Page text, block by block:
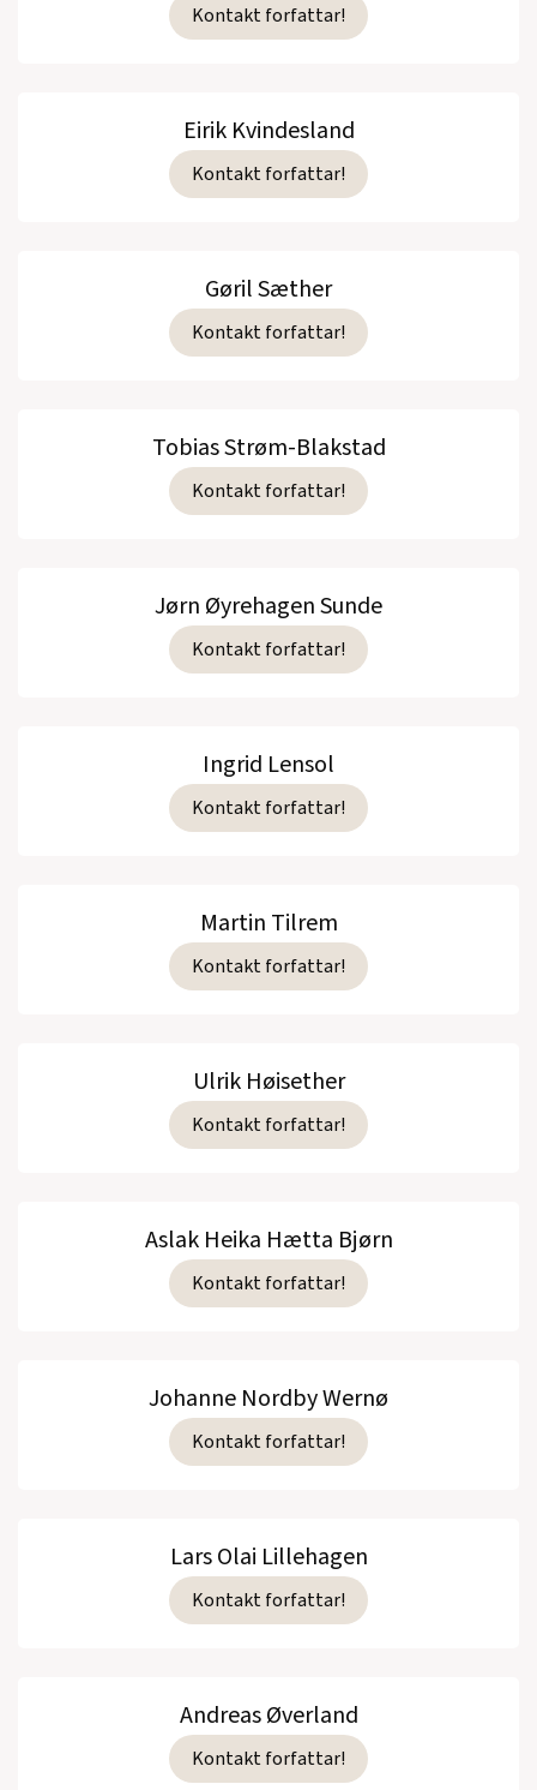
Kontakt forfattar!
Eirik Kvindesland
Kontakt forfattar!
Gøril Sæther
Kontakt forfattar!
Tobias Strøm-Blakstad
Kontakt forfattar!
Jørn Øyrehagen Sunde
Kontakt forfattar!
Ingrid Lensol
Kontakt forfattar!
Martin Tilrem
Kontakt forfattar!
Ulrik Høisether
Kontakt forfattar!
Aslak Heika Hætta Bjørn
Kontakt forfattar!
Johanne Nordby Wernø
Kontakt forfattar!
Lars Olai Lillehagen
Kontakt forfattar!
Andreas Øverland
Kontakt forfattar!